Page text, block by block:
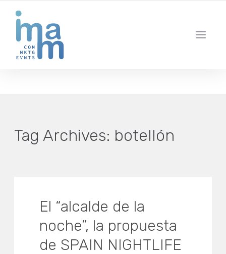
IBIZA · MADRID · BARCELONA
Tag Archives: botellón
El “alcalde de la
noche”, la propuesta
de SPAIN NIGHTLIFE